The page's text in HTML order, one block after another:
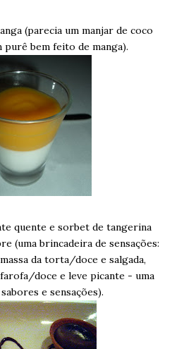
(parecia um manjar de coco
purê bem feito de manga).
quente e sorbet de tangerina
(uma brincadeira de sensações:
da torta/doce e salgada,
doce e leve picante - uma
e sensações).